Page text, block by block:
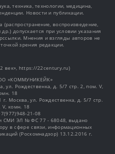
техника, технологии, медицина,
Новости и публикации.
воспроизведение,
допускается при условии указания
Мнения и взгляды авторов не
зрения редакции.
век», https://22century.ru)
«КОММУНИКЕЙК»
ул. Рождественка, д. 5/7 стр. 2, пом. V,
18
Москва, ул. Рождественка, д. 5/7 стр.
V, комн. 18
21-08
СМИ ЭЛ № ФС 77 - 68048, выдано
в сфере связи, информационных
(Роскомнадзор) 13.12.2016 г.